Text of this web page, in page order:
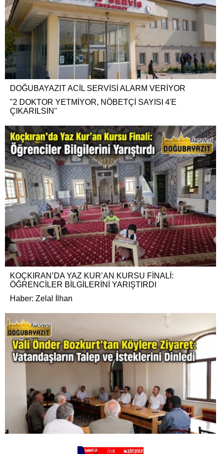
DOĞUBAYAZIT ACİL SERVİSİ ALARM VERİYOR
"2 DOKTOR YETMİYOR, NÖBETÇİ SAYISI 4'E
ÇIKARILSIN"
KOÇKIRAN’DA YAZ KUR’AN KURSU FİNALİ:
ÖĞRENCİLER BİLGİLERİNİ YARIŞTIRDI
Haber: Zelal İlhan